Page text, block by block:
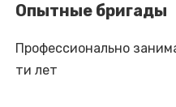
Опытные бригады
Профессионально
ти лет